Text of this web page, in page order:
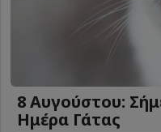
8 Αυγούστου:
Ημέρα Γάτας